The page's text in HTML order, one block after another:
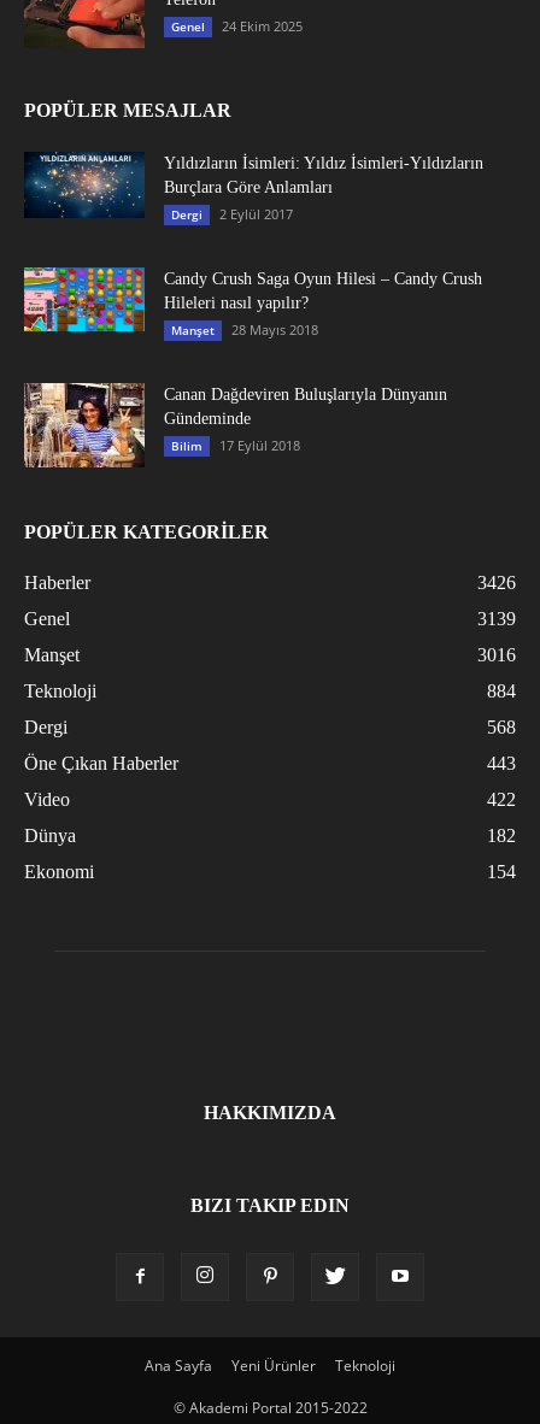
Genel 24 Ekim 2025
POPÜLER MESAJLAR
Yıldızların İsimleri: Yıldız İsimleri-Yıldızların
Burçlara Göre Anlamları
Dergi 2 Eylül 2017
Candy Crush Saga Oyun Hilesi – Candy Crush
Hileleri nasıl yapılır?
Manşet 28 Mayıs 2018
Canan Dağdeviren Buluşlarıyla Dünyanın
Gündeminde
Bilim 17 Eylül 2018
POPÜLER KATEGORİLER
Haberler
3426
Genel
3139
Manşet
3016
Teknoloji
884
Dergi
568
Öne Çıkan Haberler
443
Video
422
Dünya
182
Ekonomi
154
HAKKIMIZDA
BIZI TAKIP EDIN
Ana Sayfa Yeni Ürünler Teknoloji
© Akademi Portal 2015-2022